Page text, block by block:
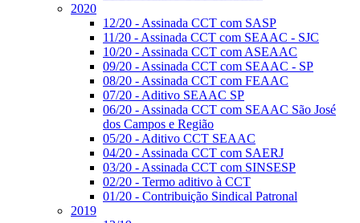
2020
12/20 - Assinada CCT com SASP
11/20 - Assinada CCT com SEAAC - SJC
10/20 - Assinada CCT com ASEAAC
09/20 - Assinada CCT com SEAAC - SP
08/20 - Assinada CCT com FEAAC
07/20 - Aditivo SEAAC SP
06/20 - Assinada CCT com SEAAC São José
dos Campos e Região
05/20 - Aditivo CCT SEAAC
04/20 - Assinada CCT com SAERJ
03/20 - Assinada CCT com SINSESP
02/20 - Termo aditivo à CCT
01/20 - Contribuição Sindical Patronal
2019